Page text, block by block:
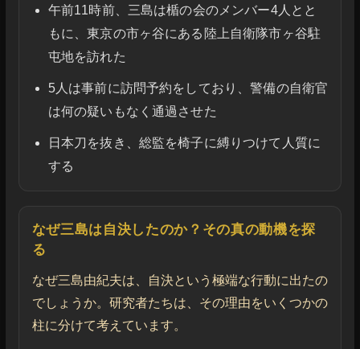
午前11時前、三島は楯の会のメンバー4人とと
もに、東京の市ヶ谷にある陸上自衛隊市ヶ谷駐
屯地を訪れた
5人は事前に訪問予約をしており、警備の自衛官
は何の疑いもなく通過させた
日本刀を抜き、総監を椅子に縛りつけて人質に
する
なぜ三島は自決したのか？その真の動機を探
る
なぜ三島由紀夫は、自決という極端な行動に出たの
でしょうか。研究者たちは、その理由をいくつかの
柱に分けて考えています。